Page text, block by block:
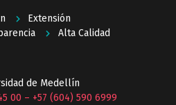
Extensión
Alta Calidad
de Medellín
00 – +57 (604) 590 6999